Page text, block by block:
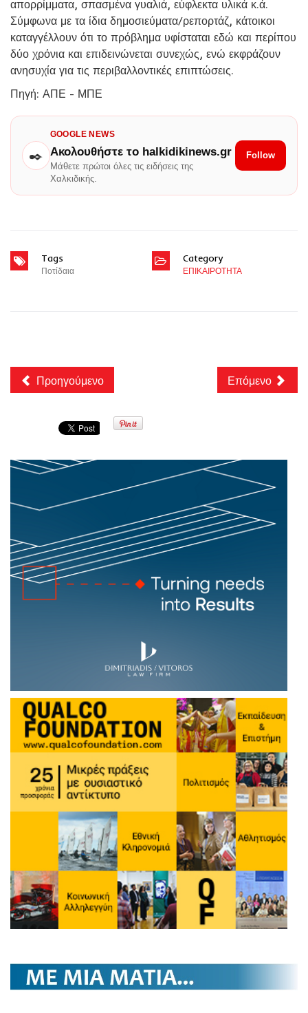
απορρίμματα, σπασμένα γυαλιά, εύφλεκτα υλικά κ.ά.
Σύμφωνα με τα ίδια δημοσιεύματα/ρεπορτάζ, κάτοικοι
καταγγέλλουν ότι το πρόβλημα υφίσταται εδώ και περίπου
δύο χρόνια και επιδεινώνεται συνεχώς, ενώ εκφράζουν
ανησυχία για τις περιβαλλοντικές επιπτώσεις.
Πηγή: ΑΠΕ - ΜΠΕ
✒️
GOOGLE NEWS
Ακολουθήστε το halkidikinews.gr
Μάθετε πρώτοι όλες τις ειδήσεις της
Χαλκιδικής.
Follow
Tags
Ποτίδαια
Category
ΕΠΙΚΑΙΡΟΤΗΤΑ
Προηγούμενο Επόμενο